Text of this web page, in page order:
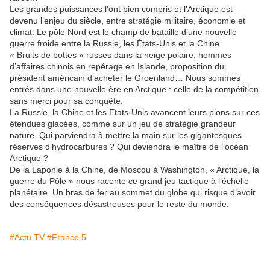
Les grandes puissances l’ont bien compris et l’Arctique est
devenu l’enjeu du siècle, entre stratégie militaire, économie et
climat. Le pôle Nord est le champ de bataille d’une nouvelle
guerre froide entre la Russie, les États-Unis et la Chine.
« Bruits de bottes » russes dans la neige polaire, hommes
d’affaires chinois en repérage en Islande, proposition du
président américain d’acheter le Groenland… Nous sommes
entrés dans une nouvelle ère en Arctique : celle de la compétition
sans merci pour sa conquête.
La Russie, la Chine et les Etats-Unis avancent leurs pions sur ces
étendues glacées, comme sur un jeu de stratégie grandeur
nature. Qui parviendra à mettre la main sur les gigantesques
réserves d’hydrocarbures ? Qui deviendra le maître de l’océan
Arctique ?
De la Laponie à la Chine, de Moscou à Washington, « Arctique, la
guerre du Pôle » nous raconte ce grand jeu tactique à l’échelle
planétaire. Un bras de fer au sommet du globe qui risque d’avoir
des conséquences désastreuses pour le reste du monde.
#Actu TV #France 5